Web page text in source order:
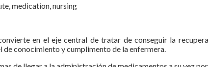
medication, nursing
en el eje central de tratar de conseguir la
conocimiento y cumplimento de la enfermera.